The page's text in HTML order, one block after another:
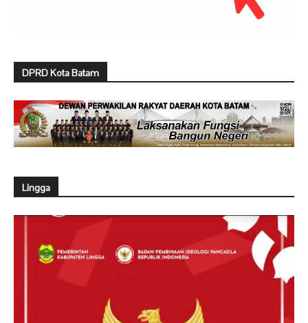
DPRD Kota Batam
Lingga